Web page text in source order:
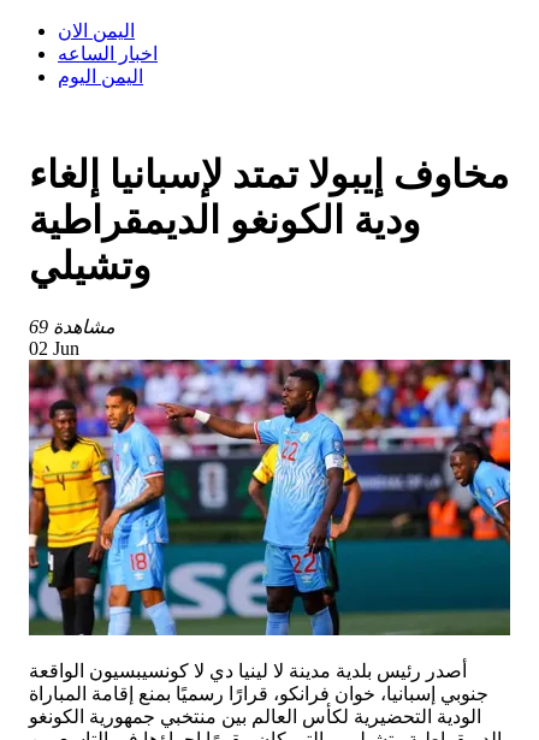
اليمن الان
اخبار الساعه
اليمن اليوم
مخاوف إيبولا تمتد لإسبانيا إلغاء
ودية الكونغو الديمقراطية
وتشيلي
69 مشاهدة
02 Jun
أصدر رئيس بلدية مدينة لا لينيا دي لا كونسيبسيون الواقعة
جنوبي إسبانيا، خوان فرانكو، قرارًا رسميًا بمنع إقامة المباراة
الودية التحضيرية لكأس العالم بين منتخبي جمهورية الكونغو